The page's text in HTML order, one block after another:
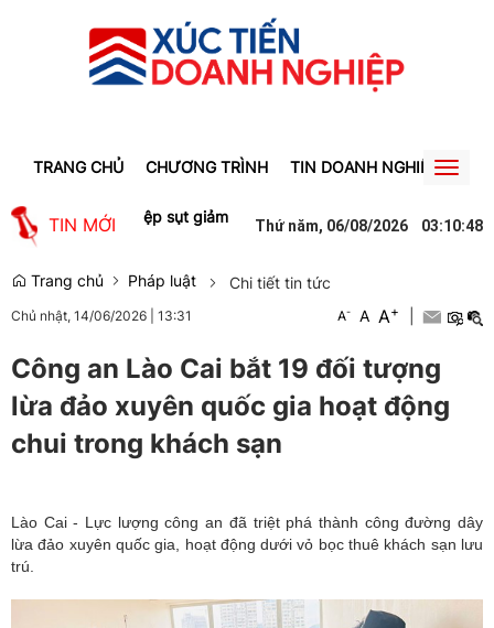
TRANG CHỦ CHƯƠNG TRÌNH TIN DOANH NGHIỆP Toggle
TIN MỚI
khu công nghiệp sụt giảm Gỡ điểm nghẽn mặt bằng từ chính
Thứ năm, 06/08/2026 03:10:49
Trang chủ Pháp luật Chi tiết tin tức
Chủ nhật, 14/06/2026 13:31 A- A A+
Công an Lào Cai bắt 19 đối tượng
lừa đảo xuyên quốc gia hoạt động
chui trong khách sạn
Lào Cai - Lực lượng công an đã triệt phá thành công đường dây
lừa đảo xuyên quốc gia, hoạt động dưới vỏ bọc thuê khách sạn lưu
trú.